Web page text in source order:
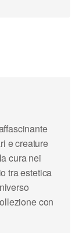
e creature
cura nei
tra estetica
con